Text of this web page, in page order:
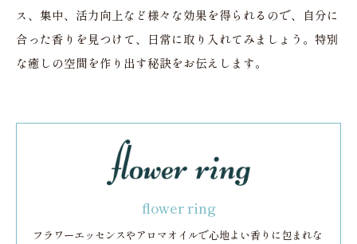
ス、集中、活力向上など様々な効果を得られるので、自分に
合った香りを見つけて、日常に取り入れてみましょう。特別
な癒しの空間を作り出す秘訣をお伝えします。
flower ring
フラワーエッセンスやアロマオイルで心地よい香りに包まれな